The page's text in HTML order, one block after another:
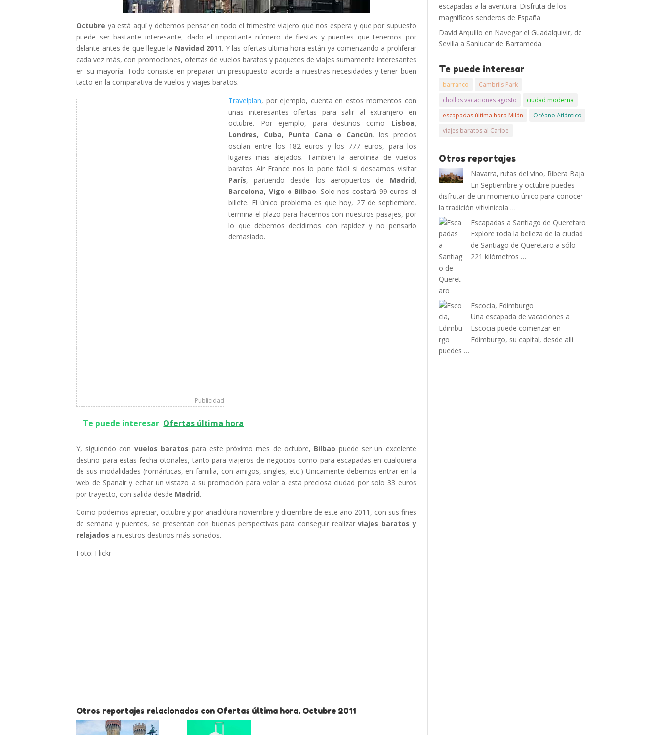
Octubre ya está aquí y debemos pensar en todo el trimestre viajero que nos espera y que por supuesto
puede ser bastante interesante, dado el importante número de fiestas y puentes que tenemos por
delante antes de que llegue la Navidad 2011. Y las ofertas ultima hora están ya comenzando a proliferar
cada vez más, con promociones, ofertas de vuelos baratos y paquetes de viajes sumamente interesantes
en su mayoría. Todo consiste en preparar un presupuesto acorde a nuestras necesidades y tener buen
tacto en la comparativa de vuelos y viajes baratos.
Publicidad
Travelplan, por ejemplo, cuenta en estos momentos con
unas interesantes ofertas para salir al extranjero en
octubre. Por ejemplo, para destinos como Lisboa,
Londres, Cuba, Punta Cana o Cancún, los precios
oscilan entre los 182 euros y los 777 euros, para los
lugares más alejados. También la aerolínea de vuelos
baratos Air France nos lo pone fácil si deseamos visitar
París, partiendo desde los aeropuertos de Madrid,
Barcelona, Vigo o Bilbao. Solo nos costará 99 euros el
billete. El único problema es que hoy, 27 de septiembre,
termina el plazo para hacernos con nuestros pasajes, por
lo que debemos decidirnos con rapidez y no pensarlo
demasiado.
Te puede interesar Ofertas última hora
Y, siguiendo con vuelos baratospara este próximo mes de octubre, Bilbao puede ser un excelente
destino para estas fecha otoñales, tanto para viajeros de negocios como para escapadas en cualquiera
de sus modalidades (románticas, en familia, con amigos, singles, etc.) Unicamente debemos entrar en la
web de Spanair y echar un vistazo a su promoción para volar a esta preciosa ciudad por solo 33 euros
por trayecto, con salida desde Madrid.
Como podemos apreciar, octubre y por añadidura noviembre y diciembre de este año 2011, con sus fines
de semana y puentes, se presentan con buenas perspectivas para conseguir realizarviajes baratos y
relajados a nuestros destinos más soñados.
Foto: Flickr
Otros reportajes relacionados con Ofertas última hora. Octubre 2011
escapadas a la aventura. Disfruta de los
magníficos senderos de España
David Arquillo en Navegar el Guadalquivir, de
Sevilla a Sanlucar de Barrameda
Te puede interesar
barranco
Cambrils Park
chollos vacaciones agosto
ciudad moderna
escapadas última hora Milán
Océano Atlántico
viajes baratos al Caribe
Otros reportajes
Navarra, rutas del vino, Ribera Baja
En Septiembre y octubre puedes
disfrutar de un momento único para conocer
la tradición vitivinícola …
Escapadas a Santiago de Queretaro
Explore toda la belleza de la ciudad
de Santiago de Queretaro a sólo
221 kilómetros …
Escocia, Edimburgo
Una escapada de vacaciones a
Escocia puede comenzar en
Edimburgo, su capital, desde allí
puedes …